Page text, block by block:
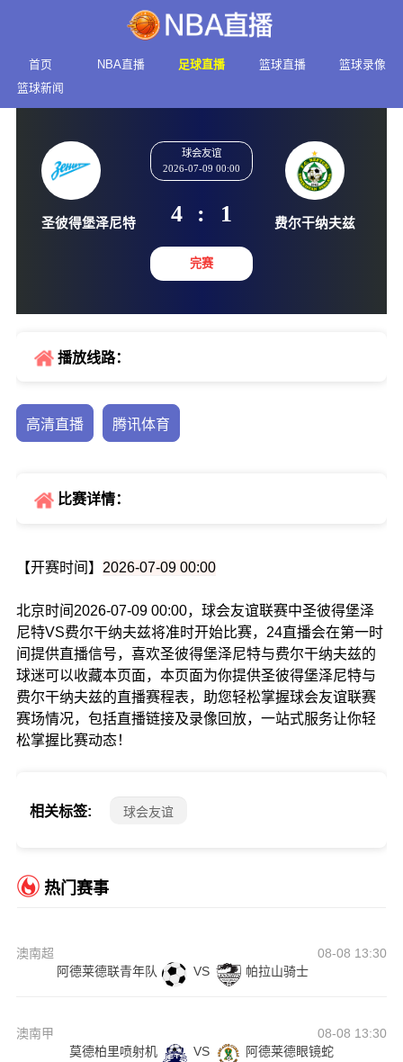
首页 NBA直播 足球直播 篮球直播
篮球录像
篮球新闻
圣彼得堡泽尼特
2026-07-09 00:00
4 :
播放线路：
高清直播 腾讯体育
比赛详情：
【开赛时间】 2026-07-09 00:00
北京时间2026-07-09 00:00，球会友谊联赛中圣彼得堡泽
尼特VS费尔干纳夫兹将准时开始比赛，24直播会在第一时
间提供直播信号，喜欢圣彼得堡泽尼特与费尔干纳夫兹的
球迷可以收藏本页面，本页面为你提供圣彼得堡泽尼特与
费尔干纳夫兹的直播赛程表，助您轻松掌握球会友谊联赛
赛场情况，包括直播链接及录像回放，一站式服务让你轻
松掌握比赛动态！
相关标签: 球会友谊
热门赛事
澳南超
08-08 13:30
阿德莱德联青年队
VS 帕拉山骑士
澳南甲
08-08 13:30
莫德柏里喷射机
VS 阿德莱德眼镜蛇